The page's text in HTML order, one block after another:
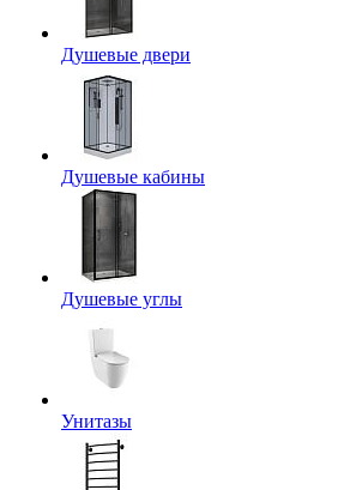
Душевые двери
Душевые кабины
Душевые углы
Унитазы